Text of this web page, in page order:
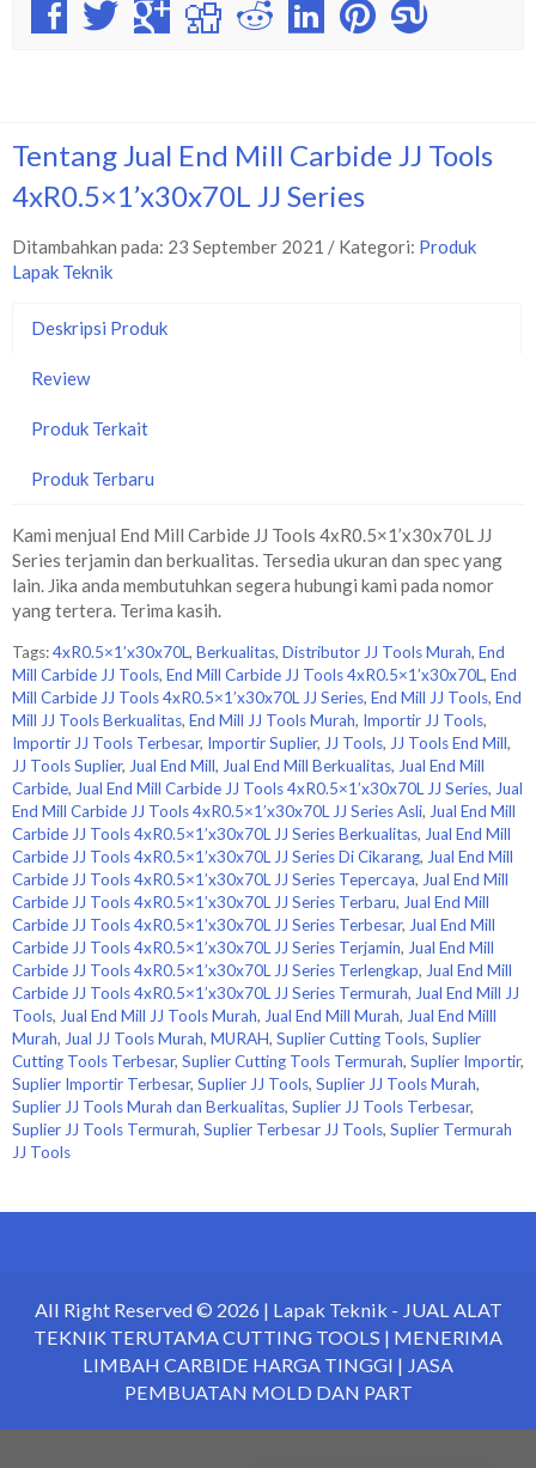
Tentang Jual End Mill Carbide JJ Tools
4xR0.5×1’x30x70L JJ Series
Ditambahkan pada: 23 September 2021 / Kategori: Produk
Lapak Teknik
Deskripsi Produk
Review
Produk Terkait
Produk Terbaru
Kami menjual End Mill Carbide JJ Tools 4xR0.5×1’x30x70L JJ
Series terjamin dan berkualitas. Tersedia ukuran dan spec yang
lain. Jika anda membutuhkan segera hubungi kami pada nomor
yang tertera. Terima kasih.
Tags:4xR0.5×1’x30x70L, Berkualitas, Distributor JJ Tools Murah, End
Mill Carbide JJ Tools, End Mill Carbide JJ Tools 4xR0.5×1’x30x70L, End
Mill Carbide JJ Tools 4xR0.5×1’x30x70L JJ Series, End Mill JJ Tools, End
Mill JJ Tools Berkualitas, End Mill JJ Tools Murah, Importir JJ Tools,
Importir JJ Tools Terbesar, Importir Suplier, JJ Tools, JJ Tools End Mill,
JJ Tools Suplier, Jual End Mill, Jual End Mill Berkualitas, Jual End Mill
Carbide, Jual End Mill Carbide JJ Tools 4xR0.5×1’x30x70L JJ Series, Jual
End Mill Carbide JJ Tools 4xR0.5×1’x30x70L JJ Series Asli, Jual End Mill
Carbide JJ Tools 4xR0.5×1’x30x70L JJ Series Berkualitas, Jual End Mill
Carbide JJ Tools 4xR0.5×1’x30x70L JJ Series Di Cikarang, Jual End Mill
Carbide JJ Tools 4xR0.5×1’x30x70L JJ Series Tepercaya, Jual End Mill
Carbide JJ Tools 4xR0.5×1’x30x70L JJ Series Terbaru, Jual End Mill
Carbide JJ Tools 4xR0.5×1’x30x70L JJ Series Terbesar, Jual End Mill
Carbide JJ Tools 4xR0.5×1’x30x70L JJ Series Terjamin, Jual End Mill
Carbide JJ Tools 4xR0.5×1’x30x70L JJ Series Terlengkap, Jual End Mill
Carbide JJ Tools 4xR0.5×1’x30x70L JJ Series Termurah, Jual End Mill JJ
Tools, Jual End Mill JJ Tools Murah, Jual End Mill Murah, Jual End Milll
Murah, Jual JJ Tools Murah, MURAH, Suplier Cutting Tools, Suplier
Cutting Tools Terbesar, Suplier Cutting Tools Termurah, Suplier Importir,
Suplier Importir Terbesar, Suplier JJ Tools, Suplier JJ Tools Murah,
Suplier JJ Tools Murah dan Berkualitas, Suplier JJ Tools Terbesar,
Suplier JJ Tools Termurah, Suplier Terbesar JJ Tools, Suplier Termurah
JJ Tools
All Right Reserved © 2026 | Lapak Teknik- JUAL ALAT
TEKNIK TERUTAMA CUTTING TOOLS | MENERIMA
LIMBAH CARBIDE HARGA TINGGI | JASA
PEMBUATAN MOLD DAN PART